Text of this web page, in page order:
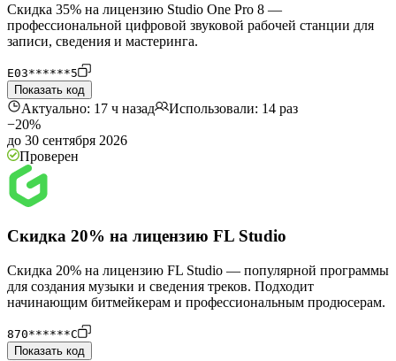
Скидка 35% на лицензию Studio One Pro 8 —
профессиональной цифровой звуковой рабочей станции для
записи, сведения и мастеринга.
E03******5
Показать код
Актуально: 17 ч назад
Использовали: 14 раз
−20%
до 30 сентября 2026
Проверен
Скидка 20% на лицензию FL Studio
Скидка 20% на лицензию FL Studio — популярной программы
для создания музыки и сведения треков. Подходит
начинающим битмейкерам и профессиональным продюсерам.
870******C
Показать код